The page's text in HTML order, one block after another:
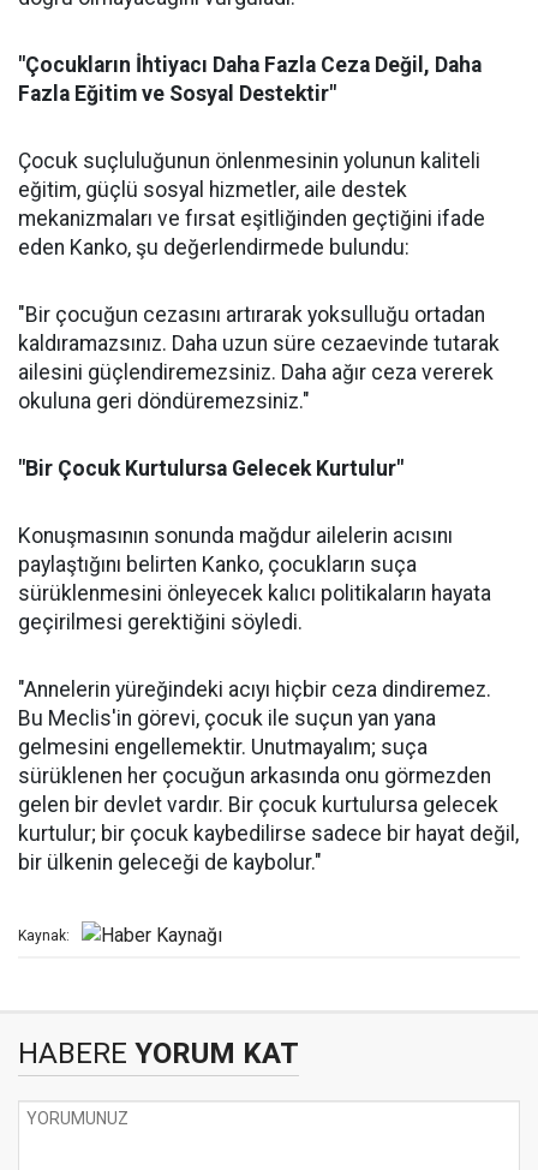
"Çocukların İhtiyacı Daha Fazla Ceza Değil, Daha
Fazla Eğitim ve Sosyal Destektir"
Çocuk suçluluğunun önlenmesinin yolunun kaliteli
eğitim, güçlü sosyal hizmetler, aile destek
mekanizmaları ve fırsat eşitliğinden geçtiğini ifade
eden Kanko, şu değerlendirmede bulundu:
"Bir çocuğun cezasını artırarak yoksulluğu ortadan
kaldıramazsınız. Daha uzun süre cezaevinde tutarak
ailesini güçlendiremezsiniz. Daha ağır ceza vererek
okuluna geri döndüremezsiniz."
"Bir Çocuk Kurtulursa Gelecek Kurtulur"
Konuşmasının sonunda mağdur ailelerin acısını
paylaştığını belirten Kanko, çocukların suça
sürüklenmesini önleyecek kalıcı politikaların hayata
geçirilmesi gerektiğini söyledi.
"Annelerin yüreğindeki acıyı hiçbir ceza dindiremez.
Bu Meclis'in görevi, çocuk ile suçun yan yana
gelmesini engellemektir. Unutmayalım; suça
sürüklenen her çocuğun arkasında onu görmezden
gelen bir devlet vardır. Bir çocuk kurtulursa gelecek
kurtulur; bir çocuk kaybedilirse sadece bir hayat değil,
bir ülkenin geleceği de kaybolur."
Kaynak:
HABERE YORUM KAT